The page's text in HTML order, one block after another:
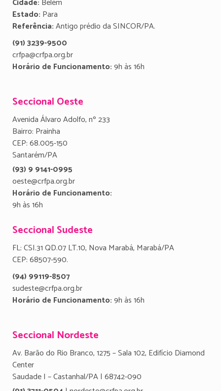
Cidade: Belém
Estado: Para
Referência:Antigo prédio da SINCOR/PA.
(91) 3239-9500
crfpa@crfpa.org.br
Horário de Funcionamento:9h às 16h
Seccional Oeste
Avenida Álvaro Adolfo, nº 233
Bairro: Prainha
CEP: 68.005-150
Santarém/PA
(93) 9 9141-0995
oeste@crfpa.org.br
Horário de Funcionamento:
9h às 16h
Seccional Sudeste
FL: CSI.31 QD.07 LT.10, Nova Marabá, Marabá/PA
CEP: 68507-590.
(94) 99119-8507
sudeste@crfpa.org.br
Horário de Funcionamento:9h às 16h
Seccional Nordeste
Av. Barão do Rio Branco, 1275 – Sala 102, Edifício Diamond
Center
Saudade I – Castanhal/PA | 68742-090